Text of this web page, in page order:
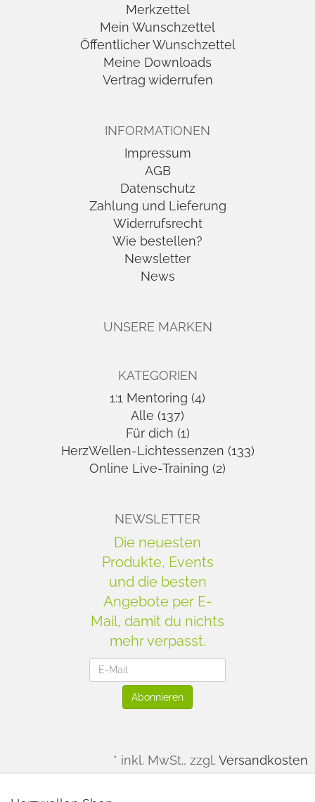
Merkzettel
Mein Wunschzettel
Öffentlicher Wunschzettel
Meine Downloads
Vertrag widerrufen
INFORMATIONEN
Impressum
AGB
Datenschutz
Zahlung und Lieferung
Widerrufsrecht
Wie bestellen?
Newsletter
News
UNSERE MARKEN
KATEGORIEN
1:1 Mentoring (4)
Alle (137)
Für dich (1)
HerzWellen-Lichtessenzen (133)
Online Live-Training (2)
NEWSLETTER
Die neuesten
Produkte, Events
und die besten
Angebote per E-
Mail, damit du nichts
mehr verpasst.
Abonnieren
* inkl. MwSt., zzgl.Versandkosten